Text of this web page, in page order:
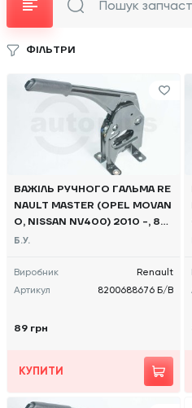
ФІЛЬТРИ
ВАЖІЛЬ РУЧНОГО ГАЛЬМА RE
NAULT MASTER (OPEL MOVAN
O, NISSAN NV400) 2010 -, 82
00688676 Б/В
Б.У.
Виробник
Renault
Артикул
8200688676 Б/В
89 грн
КУПИТИ